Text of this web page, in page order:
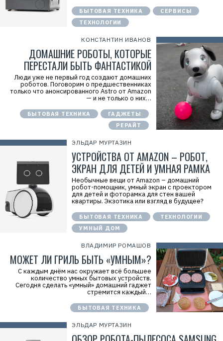
БЫТОВАЯ ТЕХНИКА
СЕРВИСЫ
ТЕХНОЛОГИИ
КОНСТАНТИН ИВАНОВ
ДОМАШНИЕ РОБОТЫ, КОТОРЫЕ
ПЕРЕСТАЛИ БЫТЬ ФАНТАСТИКОЙ
Люди уже не первый год создают домашних
роботов. Поговорим о предшественниках
только что анонсированного Astro от Amazon
— и не только о них…
БЫТОВАЯ ТЕХНИКА
ГАДЖЕТЫ
РЕРАЙТ
ЭЛЬДАР МУРТАЗИН
УСТРОЙСТВА ОТ AMAZON – РОБОТ,
ЭКРАН ДЛЯ ДЕТЕЙ И УМНАЯ РАМКА
Необычные вещи от Amazon – домашний
робот-помощник, умный экран с проектором
для детей и фоторамка для стен вашей
квартиры. Экзотика или взгляд в будущее?
БЫТОВАЯ ТЕХНИКА
ТЕХНОЛОГИИ
УМНЫЙ ДОМ
ВЛАДИМИР РОМАШОВ
МОЖЕТ ЛИ ГРИЛЬ БЫТЬ «УМНЫМ»?
С каждым днём нас окружает всё большее
количество умных бытовых устройств.
Сегодня сделать «умный» домашний гаджет
стремится каждый…
БЫТОВАЯ ТЕХНИКА
ЭЛЬДАР МУРТАЗИН